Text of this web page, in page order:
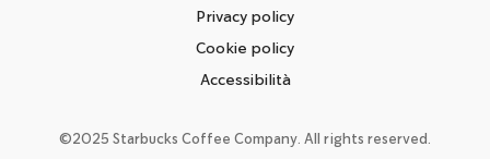
Privacy policy
Cookie policy
Accessibilità
©2025 Starbucks Coffee Company. All rights reserved.